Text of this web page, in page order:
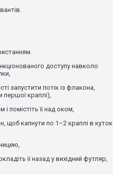
доступу навколо
запустити потік із флакона,
першої краплі),
помістіть її над оком,
щоб капнути по 1–2 краплі в куток
її назад у вихідний футляр,